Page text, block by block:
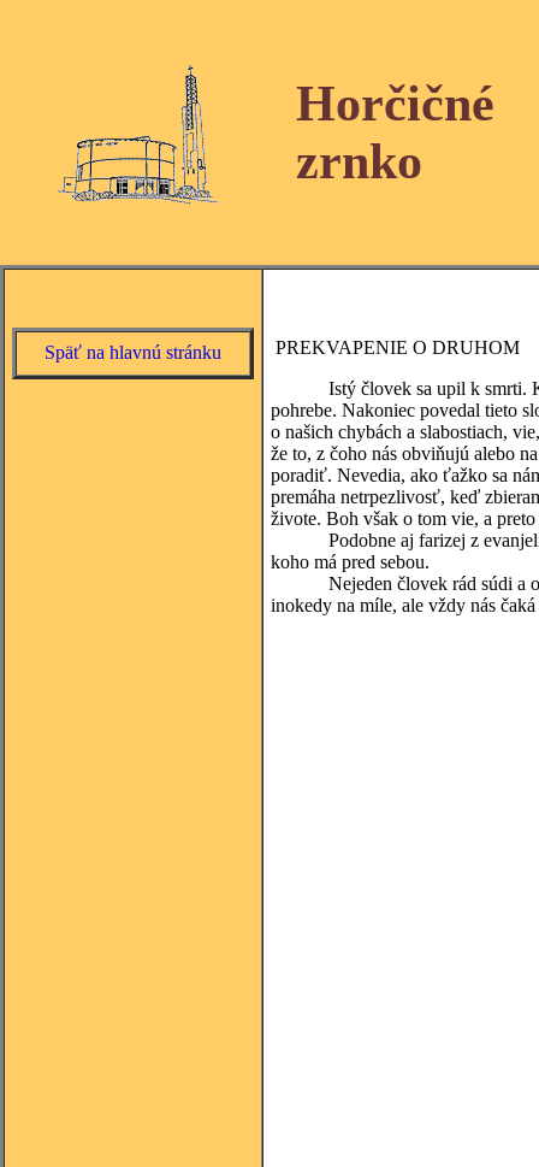
Horčičné
zrnko
Späť na hlavnú stránku
PREKVAPENIE O DRUHOM
Istý človek sa upil k smrti.
pohrebe. Nakoniec povedal tieto
o našich chybách a slabostiach,
že to, z čoho nás obviňujú alebo
poradiť. Nevedia, ako ťažko sa
premáha netrpezlivosť, keď
živote. Boh však o tom vie, a
Podobne aj farizej z evanjelia
koho má pred sebou.
Nejeden človek rád súdi a
inokedy na míle, ale vždy nás